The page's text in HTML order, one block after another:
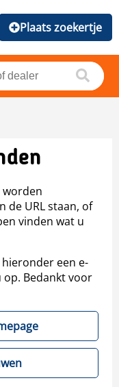
Plaats zoekertje
worden
de URL staan, of
vinden wat u
een e-
Bedankt voor